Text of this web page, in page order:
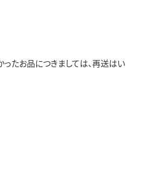
たお品につきましては、再送はい